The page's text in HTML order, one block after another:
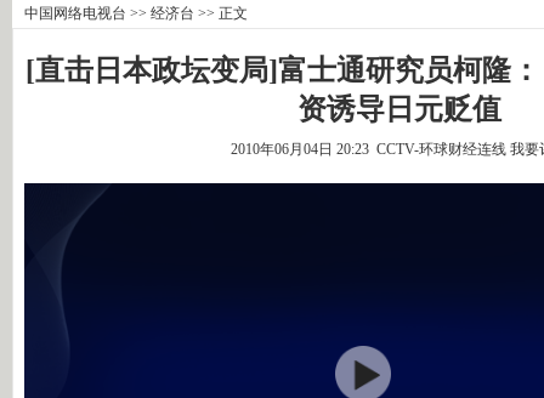
中国网络电视台 >> 经济台 >> 正文
[直击日本政坛变局]富士通研究员柯隆
资诱导日元贬值
2010年06月04日 20:23 CCTV-环球财经连线 我要